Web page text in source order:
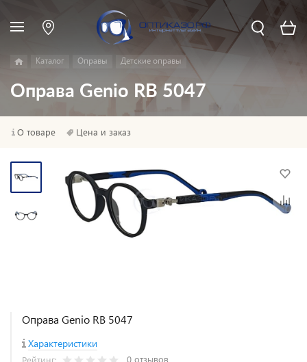
Каталог Оправы Детские оправы
Оправа Genio RB 5047
О товаре Цена и заказ
Оправа Genio RB 5047
Характеристики
Рейтинг: 0 отзывов